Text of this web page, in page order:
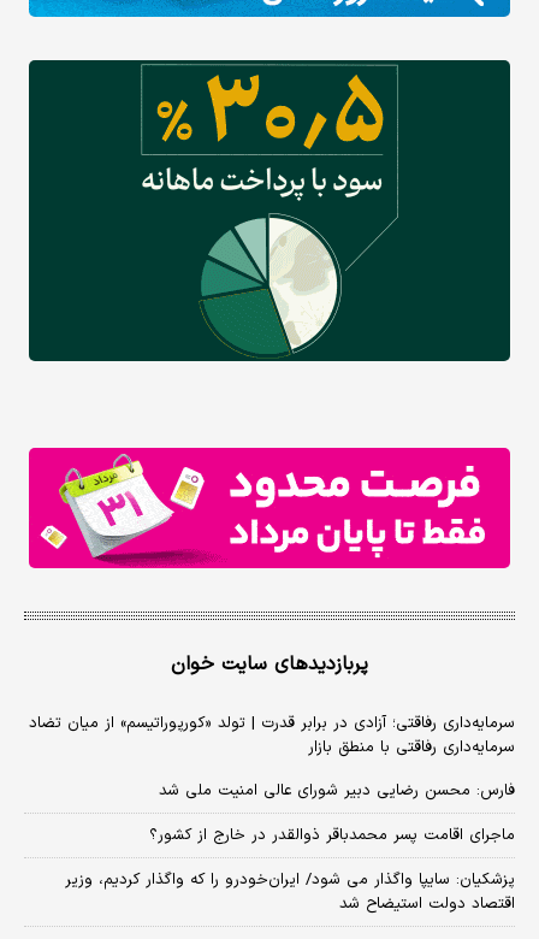
پربازدیدهای سایت خوان
سرمایه‌داری رفاقتی؛ آزادی در برابر قدرت | تولد «کورپوراتیسم» از میان تضاد
سرمایه‌داری رفاقتی با منطق بازار
فارس: محسن رضایی دبیر شورای عالی امنیت ملی شد
ماجرای اقامت پسر محمدباقر ذوالقدر در خارج از کشور؟
پزشکیان: سایپا واگذار می شود/ ایران‌خودرو را که واگذار کردیم، وزیر
اقتصاد دولت استیضاح شد